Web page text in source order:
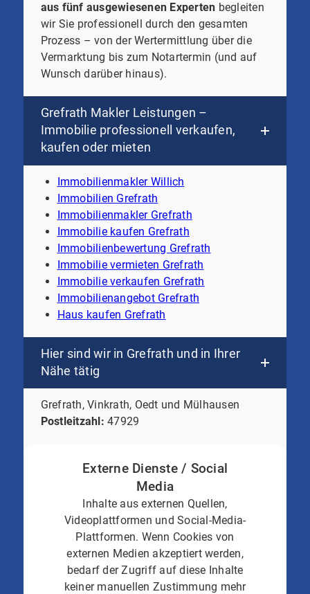
aus fünf ausgewiesenen Experten begleiten
wir Sie professionell durch den gesamten
Prozess – von der Wertermittlung über die
Vermarktung bis zum Notartermin (und auf
Wunsch darüber hinaus).
Grefrath Makler Leistungen –
Immobilie professionell verkaufen,
kaufen oder mieten
Immobilienmakler Willich
Immobilien Grefrath
Immobilienmakler Grefrath
Immobilie kaufen Grefrath
Immobilienbewertung Grefrath
Immobilie vermieten Grefrath
Immobilie verkaufen Grefrath
Immobilienangebot Grefrath
Haus kaufen Grefrath
Hier sind wir in Grefrath und in Ihrer
Nähe tätig
Grefrath, Vinkrath, Oedt und Mülhausen
Postleitzahl: 47929
Externe Dienste / Social
Media
Inhalte aus externen Quellen,
Videoplattformen und Social-Media-
Plattformen. Wenn Cookies von
externen Medien akzeptiert werden,
bedarf der Zugriff auf diese Inhalte
keiner manuellen Zustimmung mehr